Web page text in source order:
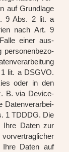
auf Grund­la­ge
9 Abs. 2 lit. a
nach Art. 9
einer aus­
per­so­nen­be­zo­
lit. a DSGVO.
oder in den
B. via Device-
Daten­ver­ar­bei­
1 TDDDG. Die
Ihre Daten zur
Ihre Daten auf